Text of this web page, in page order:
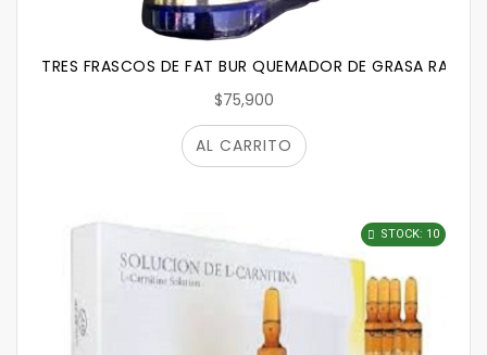
TRES FRASCOS DE FAT BUR QUEMADOR DE GRASA
$75,900
AL CARRITO
STOCK: 10